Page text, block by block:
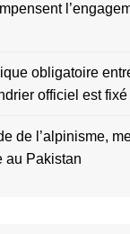
obligatoire
officiel est fixé
de l’alpinisme,
au Pakistan